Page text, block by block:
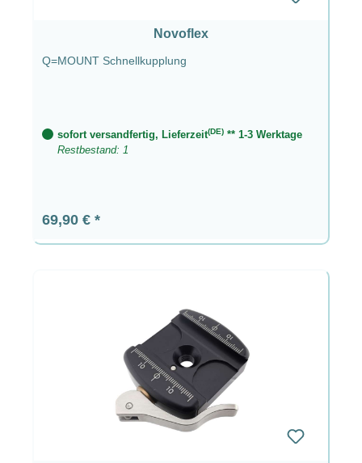
Novoflex
Q=MOUNT Schnellkupplung
sofort versandfertig, Lieferzeit(DE) ** 1-3 Werktage
Restbestand: 1
Regulärer Preis:
69,90 €